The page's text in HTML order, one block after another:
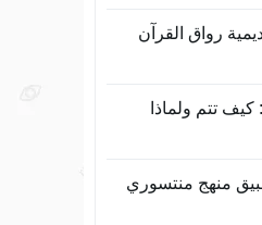
رواق القرآن
تتم ولماذا
منهج منتسوري